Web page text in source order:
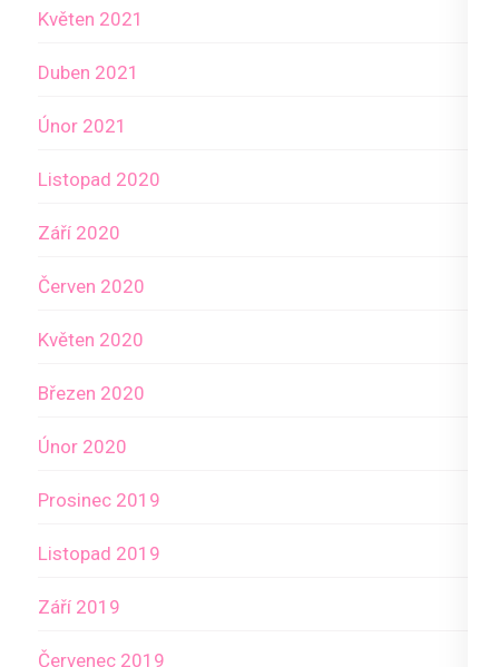
Květen 2021
Duben 2021
Únor 2021
Listopad 2020
Září 2020
Červen 2020
Květen 2020
Březen 2020
Únor 2020
Prosinec 2019
Listopad 2019
Září 2019
Červenec 2019